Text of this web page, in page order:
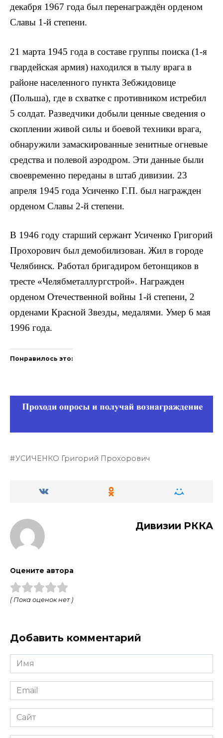
декабря 1967 года был перенаграждён орденом
Славы 1-й степени.
21 марта 1945 года в составе группы поиска (1-я
гвардейская армия) находился в тылу врага в
районе населенного пункта Зебжидовице
(Польша), где в схватке с противником истребил
5 солдат. Разведчики добыли ценные сведения о
скоплении живой силы и боевой техники врага,
обнаружили замаскированные зенитные огневые
сред­ства и полевой аэродром. Эти данные были
своевременно переданы в штаб дивизии. 23
апреля 1945 года Усиченко Г.П. был награжден
орденом Славы 2-й степени.
В 1946 году старший сержант Усиченко Григорий
Прохорович был демобилизо­ван. Жил в городе
Челябинск. Работал бри­гадиром бетонщиков в
тресте «Челябметаллургстрой». Награжден
орденом Отечест­венной войны 1-й степени, 2
орденами Красной Звезды, медалями. Умер 6 мая
1996 года.
Понравилось это:
УСИЧЕНКО Григорий Прохорович
Дивизии РККА
Оцените автора
( Пока оценок нет )
Добавить комментарий
Имя
Email
Сайт